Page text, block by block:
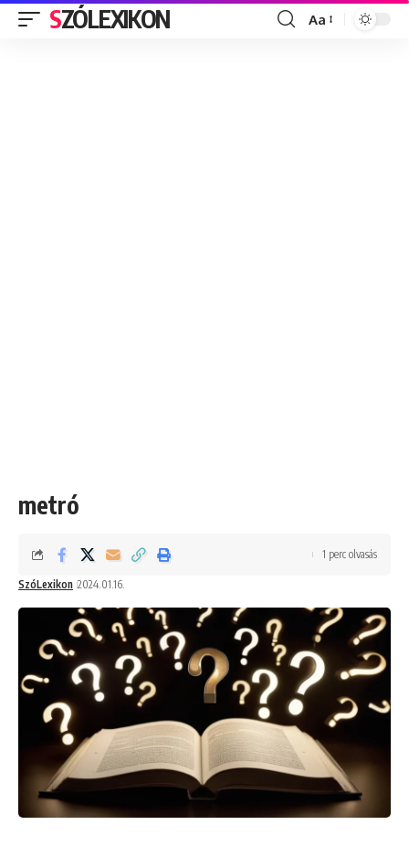
SZÓLEXIKON
Font
Aa
metró
SzóLexikon 2024.01.16.
1 perc olvasás